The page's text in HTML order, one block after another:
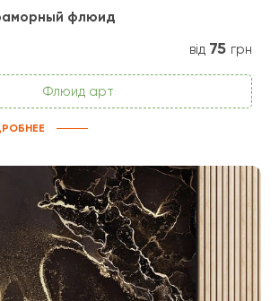
флюид
від 75 грн
Флюид арт